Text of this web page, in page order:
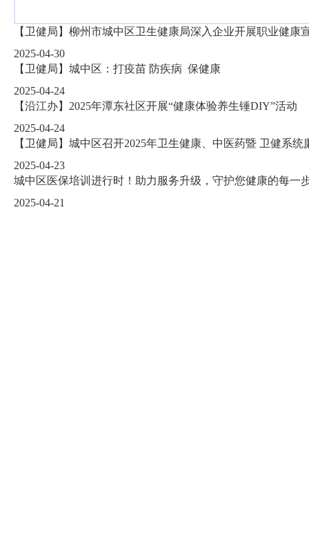
【卫健局】柳州市城中区卫生健康局深入企业开展职业健康
2025-04-30
【卫健局】城中区：打疫苗 防疾病 保健康
2025-04-24
【沿江办】2025年潭东社区开展“健康体验养生锤DIY”活动
2025-04-24
【卫健局】城中区召开2025年卫生健康、中医药暨 卫健系统
2025-04-23
城中区医保培训进行时！助力服务升级，守护您健康的每一
2025-04-21